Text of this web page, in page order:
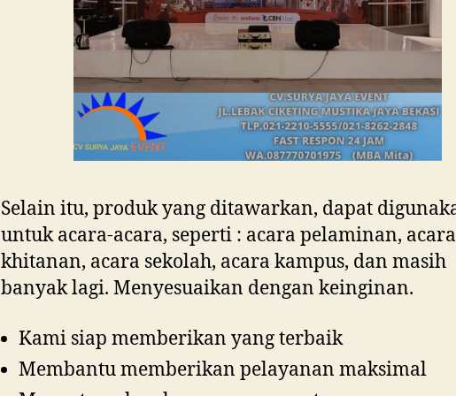
Selain itu, produk yang ditawarkan, dapat
untuk acara-acara, seperti : acara pelaminan, acara
khitanan, acara sekolah, acara kampus, dan masih
banyak lagi. Menyesuaikan dengan keinginan.
Kami siap memberikan yang terbaik
Membantu memberikan pelayanan maksimal